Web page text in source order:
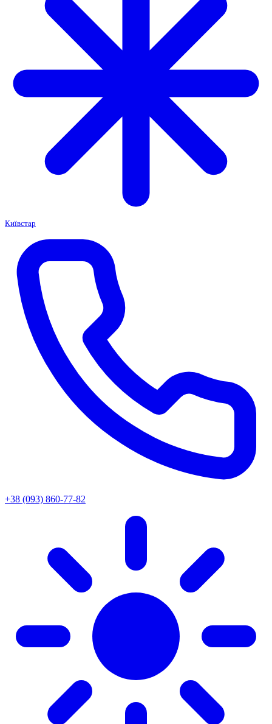
Київстар
+38 (093) 860-77-82